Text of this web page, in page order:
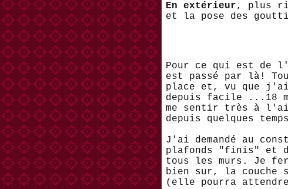
En extérieur, plus
et la pose des
Pour ce qui est de l'
est passé par là!
place et, vu que
depuis facile ...18
me sentir très à
depuis quelques
J'ai demandé au
plafonds "finis" et
tous les murs. Je
bien sur, la couche
(elle pourra